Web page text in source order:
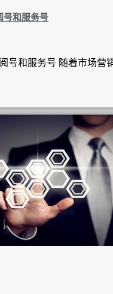
号和服务号
号和服务号 随着市场营